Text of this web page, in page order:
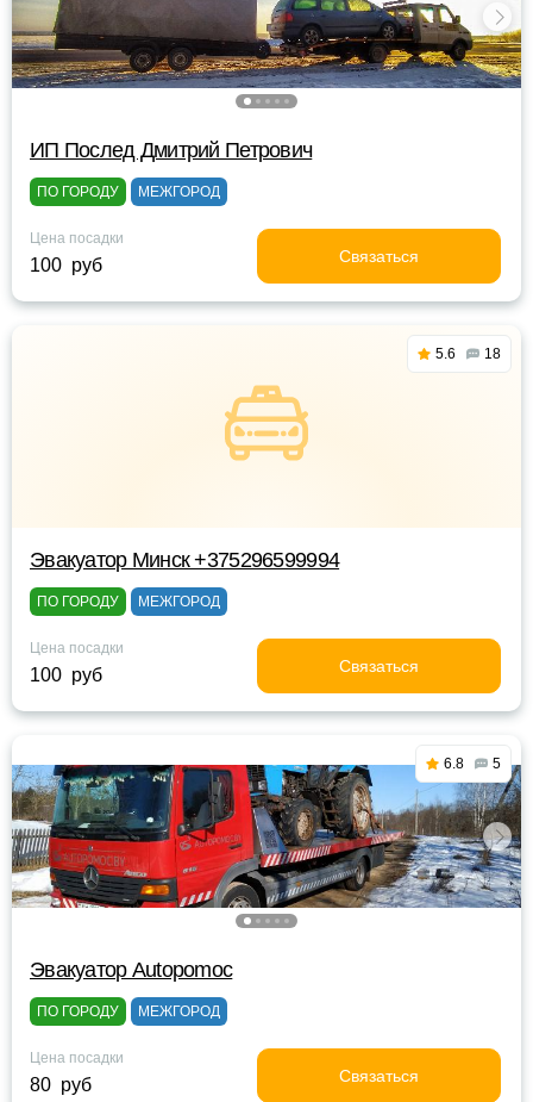
ИП Послед Дмитрий Петрович
ПО ГОРОДУ МЕЖГОРОД
Цена посадки
100 руб Связаться
5.6 18
Эвакуатор Минск +375296599994
ПО ГОРОДУ МЕЖГОРОД
Цена посадки
100 руб Связаться
6.8 5
Эвакуатор Autopomoc
ПО ГОРОДУ МЕЖГОРОД
Цена посадки
80 руб Связаться